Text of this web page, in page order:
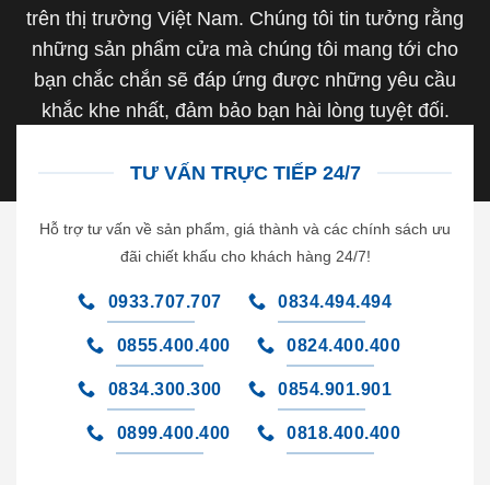
trên thị trường Việt Nam. Chúng tôi tin tưởng rằng
những sản phẩm cửa mà chúng tôi mang tới cho
bạn chắc chắn sẽ đáp ứng được những yêu cầu
khắc khe nhất, đảm bảo bạn hài lòng tuyệt đối.
TƯ VẤN TRỰC TIẾP 24/7
Hỗ trợ tư vấn về sản phẩm, giá thành và các chính sách ưu
đãi chiết khấu cho khách hàng 24/7!
0933.707.707 0834.494.494
0855.400.400 0824.400.400
0834.300.300 0854.901.901
0899.400.400 0818.400.400